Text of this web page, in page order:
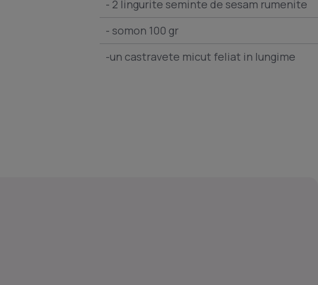
- 2 lingurite seminte de sesam rumenite
- somon 100 gr
-un castravete micut feliat in lungime